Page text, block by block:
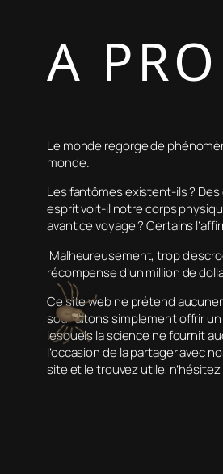
A
Le monde regorge de
monde.
Les fantômes existent-ils ?
esprit voit-il notre corps
avant ce voyage ? Certains
Malheureusement, trop
récompense d’un million de
Ce site web ne prétend
souhaitons simplement offrir
lesquels la science ne fournit
l’occasion de la partager avec
site et le trouvez utile,